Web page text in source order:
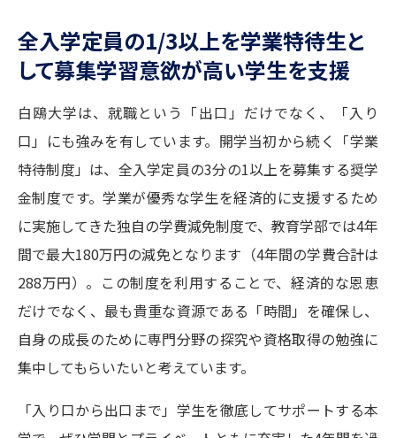
全入学定員の1/3以上を学業特待生と
して募集学習意欲が高い学生を支援
白鴎大学は、就職という「出口」だけでなく、「入り
口」にも強みを有しています。開学当初から続く「学業
特待制度」は、全入学定員の3分の1以上を募集する奨学
金制度です。学業が優秀な学生を経済的に支援するため
に実施してきた独自の学費減免制度で、教育学部では4年
間で最大180万円の減免となります（4年間の学費合計は
288万円）。この制度を利用することで、経済的な恩恵
だけでなく、最も貴重な資源である「時間」を確保し、
自身の成長のために専門分野の探究や資格取得の勉強に
集中してもらいたいと考えています。
「入り口から出口まで」学生を徹底してサポートする本